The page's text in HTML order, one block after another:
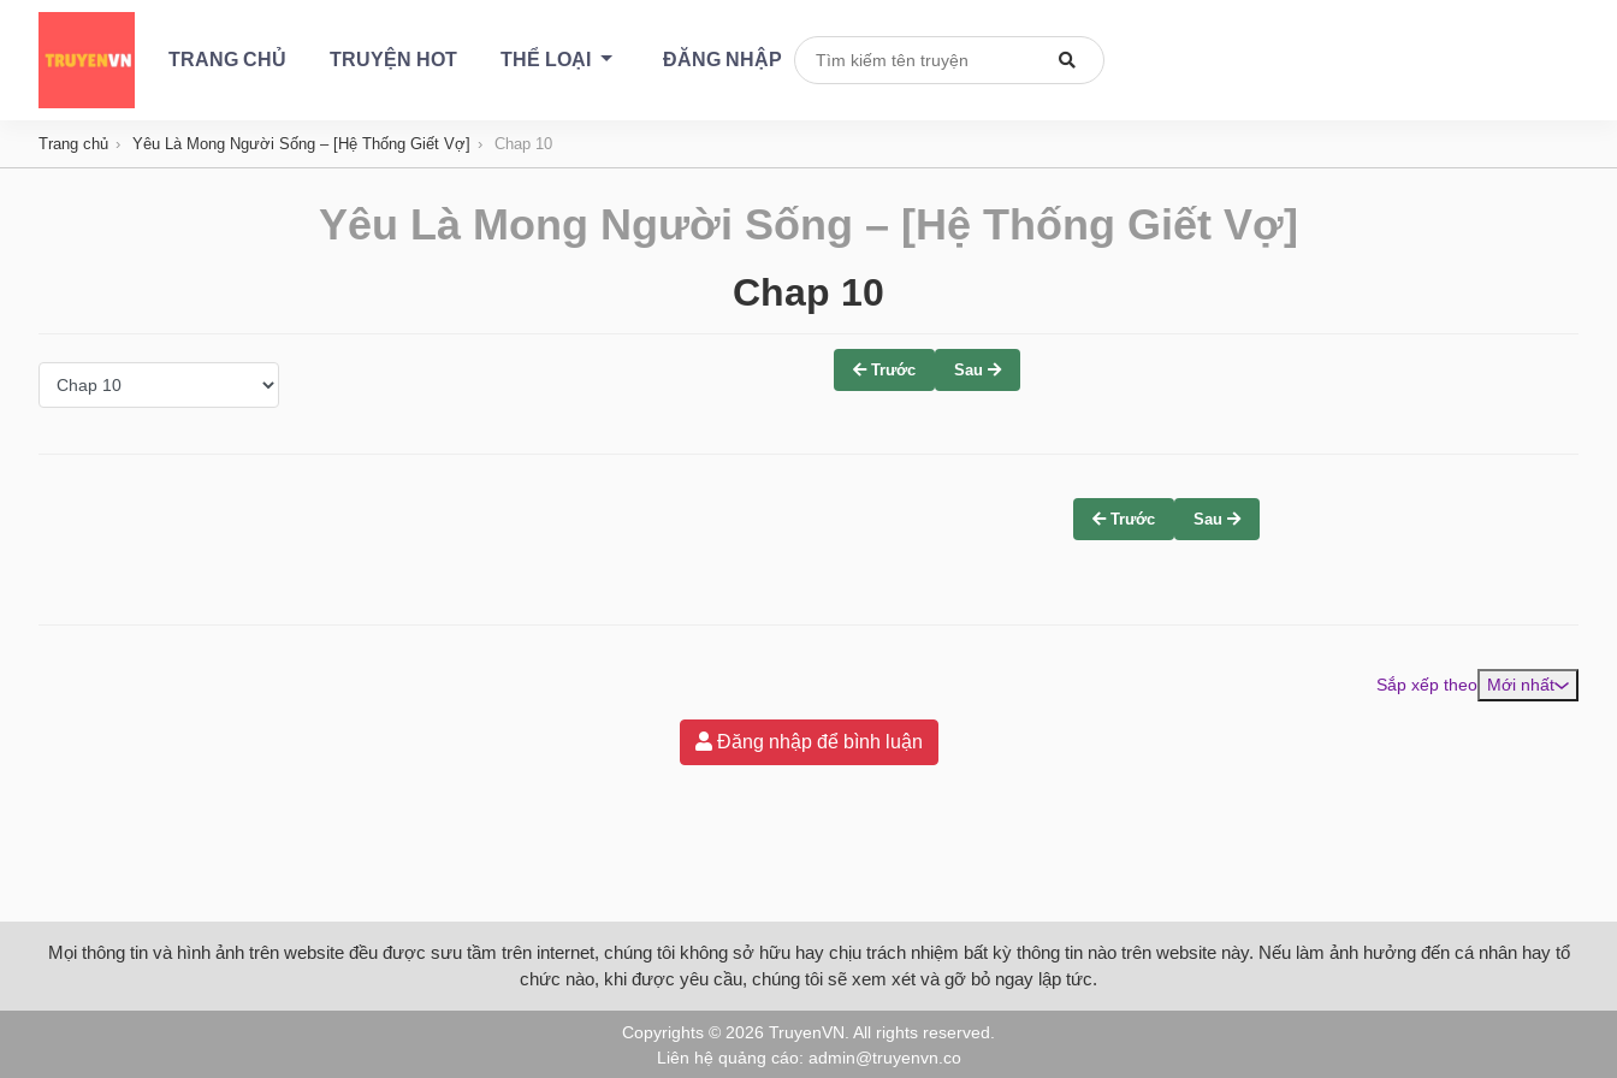
TRANG CHỦ TRUYỆN HOT THỂ LOẠI ĐĂNG NHẬP
Trang chủ Yêu Là Mong Người Sống – [Hệ Thống Giết Vợ] Chap 10
Yêu Là Mong Người Sống – [Hệ Thống Giết Vợ]
Chap 10
Trước Sau
Trước Sau
Sắp xếp theo Mới nhất
Đăng nhập để bình luận
Mọi thông tin và hình ảnh trên website đều được sưu tầm trên internet, chúng tôi không sở hữu hay chịu trách nhiệm bất kỳ thông tin nào trên website này. Nếu làm ảnh hưởng đến cá nhân hay tổ
chức nào, khi được yêu cầu, chúng tôi sẽ xem xét và gỡ bỏ ngay lập tức.
Copyrights © 2026 TruyenVN . All rights reserved.
Liên hệ quảng cáo: admin@truyenvn.co